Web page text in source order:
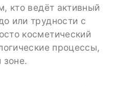
кто ведёт активный
или трудности с
косметический
процессы,
зоне.